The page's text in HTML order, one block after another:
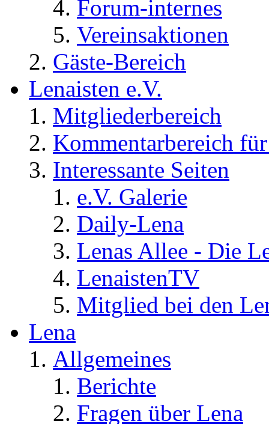
Forum-internes
Vereinsaktionen
Gäste-Bereich
Lenaisten e.V.
Mitgliederbereich
Kommentarbereich
Interessante Seiten
e.V. Galerie
Daily-Lena
Lenas Allee - Die
LenaistenTV
Mitglied bei den
Lena
Allgemeines
Berichte
Fragen über Lena